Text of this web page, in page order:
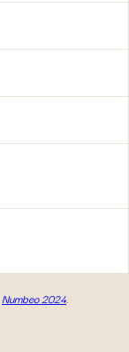
Numbeo2024.